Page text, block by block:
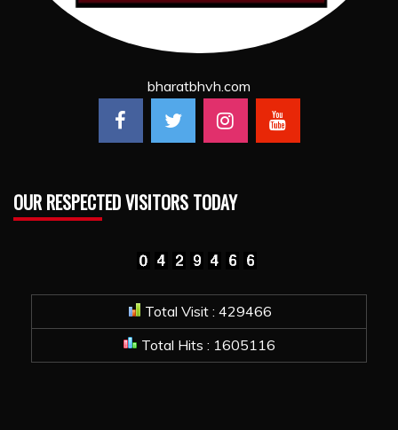
bharatbhvh.com
OUR RESPECTED VISITORS TODAY
Total Visit : 429466
Total Hits : 1605116